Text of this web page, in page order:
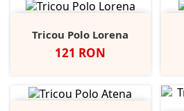
Tricou Polo Lorena
Pret
121 RON